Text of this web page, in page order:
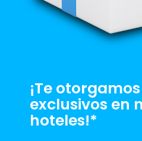
¡Te
exclusivos en
hoteles!*